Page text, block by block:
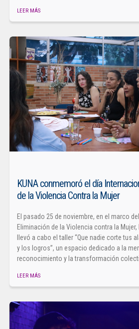
LEER MÁS
KUNA conmemoró el día
de la Violencia Contra la Mujer
El pasado 25 de noviembre, en el marco
Eliminación de la Violencia contra la Mujer,
llevó a cabo el taller “Que nadie corte tus
y los logros”, un espacio dedicado a la
reconocimiento y la transformación
LEER MÁS